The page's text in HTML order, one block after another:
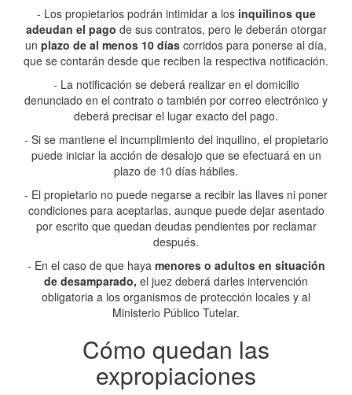
- Los propietarios podrán intimidar a los inquilinos que
adeudan el pago de sus contratos, pero le deberán otorgar
un plazo de al menos 10 días corridos para ponerse al día,
que se contarán desde que reciben la respectiva notificación.
- La notificación se deberá realizar en el domicilio
denunciado en el contrato o también por correo electrónico y
deberá precisar el lugar exacto del pago.
- Si se mantiene el incumplimiento del inquilino, el propietario
puede iniciar la acción de desalojo que se efectuará en un
plazo de 10 días hábiles.
- El propietario no puede negarse a recibir las llaves ni poner
condiciones para aceptarlas, aunque puede dejar asentado
por escrito que quedan deudas pendientes por reclamar
después.
- En el caso de que haya menores o adultos en situación
de desamparado, el juez deberá darles intervención
obligatoria a los organismos de protección locales y al
Ministerio Público Tutelar.
Cómo quedan las
expropiaciones